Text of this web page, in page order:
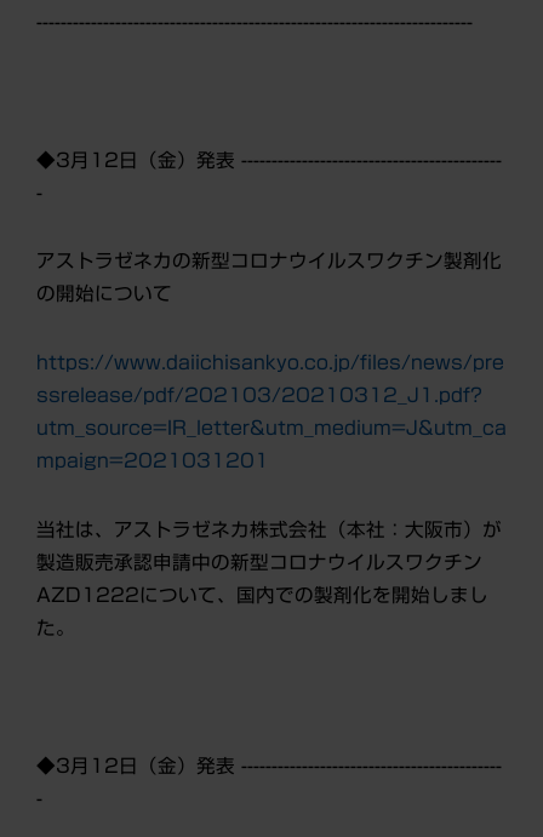
------------------------------------------------------------------------
◆3月12日（金）発表 -------------------------------------------
-
アストラゼネカの新型コロナウイルスワクチン製剤化
の開始について
https://www.daiichisankyo.co.jp/files/news/pre
ssrelease/pdf/202103/20210312_J1.pdf?
utm_source=IR_letter&utm_medium=J&utm_ca
mpaign=2021031201
当社は、アストラゼネカ株式会社 （本社：大阪市） が
製造販売承認申請中の新型コロナウイルスワクチン
AZD1222について、国内での製剤化を開始しまし
た。
◆3月12日（金）発表 -------------------------------------------
-